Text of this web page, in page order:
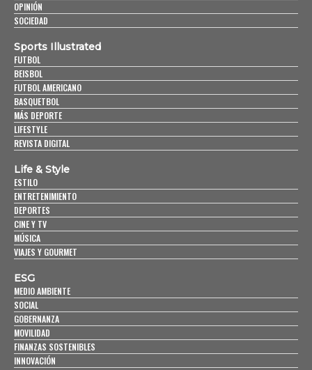
OPINIÓN
SOCIEDAD
Sports Illustrated
FUTBOL
BEISBOL
FUTBOL AMERICANO
BASQUETBOL
MÁS DEPORTE
LIFESTYLE
REVISTA DIGITAL
Life & Style
ESTILO
ENTRETENIMIENTO
DEPORTES
CINE Y TV
MÚSICA
VIAJES Y GOURMET
ESG
MEDIO AMBIENTE
SOCIAL
GOBERNANZA
MOVILIDAD
FINANZAS SOSTENIBLES
INNOVACIÓN